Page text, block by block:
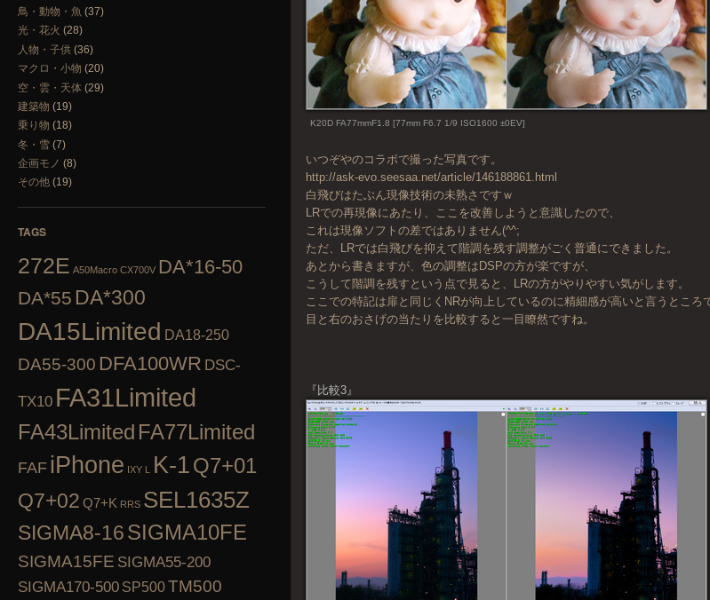
鳥・動物・魚 (37)
光・花火 (28)
人物・子供(36)
マクロ・小物 (20)
空・雲・天体 (29)
建築物 (19)
乗り物 (18)
冬・雪(7)
企画モノ (8)
その他(19)
TAGS
272E A50Macro CX700V DA*16-50
DA*55 DA*300
DA15Limited DA18-250
DA55-300 DFA100WR DSC-
TX10 FA31Limited
FA43Limited FA77Limited
FAF iPhone IXY L K-1Q7+01
Q7+02 Q7+K RRS SEL1635Z
SIGMA8-16SIGMA10FE
SIGMA15FE SIGMA55-200
SIGMA170-500 SP500TM500
K20D FA77mmF1.8 [77mm F6.7 1/9 ISO1600 ±0EV]
いつぞやのコラボで撮った写真です。
http://ask-evo.seesaa.net/article/146188861.html
白飛びはたぶん現像技術の未熟さですｗ
LRでの再現像にあたり、ここを改善しようと意識したので、
これは現像ソフトの差ではありません(^^;
ただ、LRでは白飛びを抑えて階調を残す調整がごく普通にできました。
あとから書きますが、色の調整はDSPの方が楽ですが、
こうして階調を残すという点で見ると、LRの方がやりやすい気がします。
ここでの特記は扉と同じくNRが向上しているのに精細感が高いと言うところ
目と右のおさげの当たりを比較すると一目瞭然ですね。
『比較3』